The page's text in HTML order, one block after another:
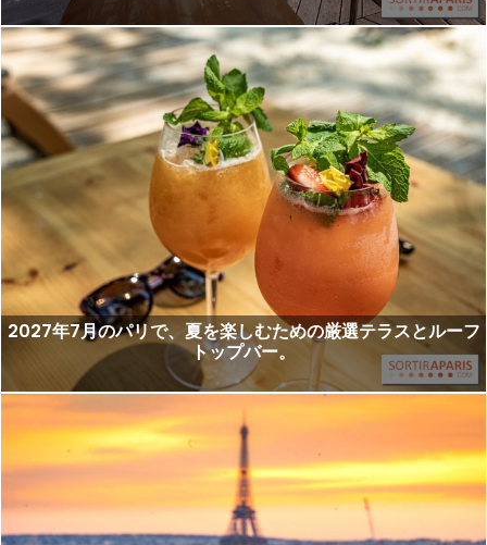
2027年7月のパリで、夏を楽しむための厳選テラスとルーフ
トップバー。